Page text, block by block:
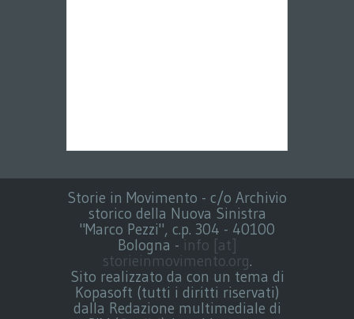
Storie in Movimento - c/o Archivio
storico della Nuova Sinistra
"Marco Pezzi", c.p. 304 - 40100
Bologna - info [at]
storieinmovimento.org.
Sito realizzato da con un tema di
Kopasoft (tutti i diritti riservati)
dalla Redazione multimediale di